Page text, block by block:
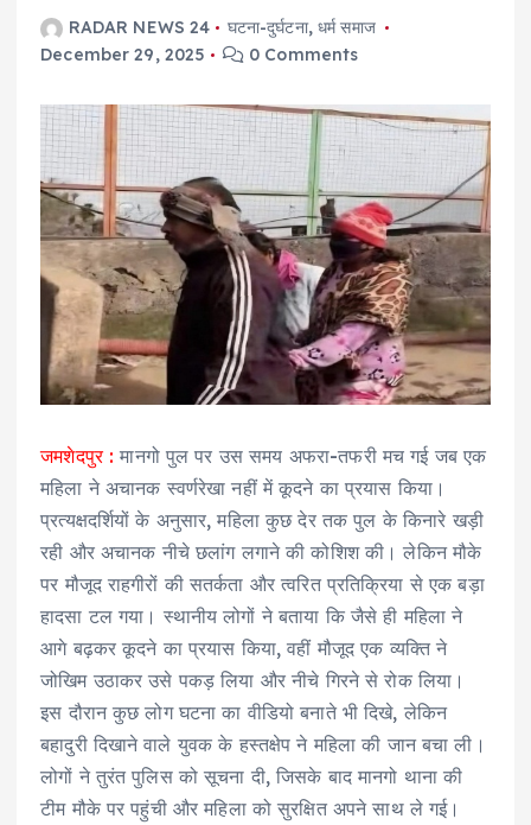
RADAR NEWS 24 घटना-दुर्घटना, धर्म समाज
December 29, 2025
0 Comments
जमशेदपुर : मानगो पुल पर उस समय अफरा-तफरी मच गई जब एक
महिला ने अचानक स्वर्णरेखा नहीं में कूदने का प्रयास किया।
प्रत्यक्षदर्शियों के अनुसार, महिला कुछ देर तक पुल के किनारे खड़ी
रही और अचानक नीचे छलांग लगाने की कोशिश की। लेकिन मौके
पर मौजूद राहगीरों की सतर्कता और त्वरित प्रतिक्रिया से एक बड़ा
हादसा टल गया। स्थानीय लोगों ने बताया कि जैसे ही महिला ने
आगे बढ़कर कूदने का प्रयास किया, वहीं मौजूद एक व्यक्ति ने
जोखिम उठाकर उसे पकड़ लिया और नीचे गिरने से रोक लिया।
इस दौरान कुछ लोग घटना का वीडियो बनाते भी दिखे, लेकिन
बहादुरी दिखाने वाले युवक के हस्तक्षेप ने महिला की जान बचा ली।
लोगों ने तुरंत पुलिस को सूचना दी, जिसके बाद मानगो थाना की
टीम मौके पर पहुंची और महिला को सुरक्षित अपने साथ ले गई।